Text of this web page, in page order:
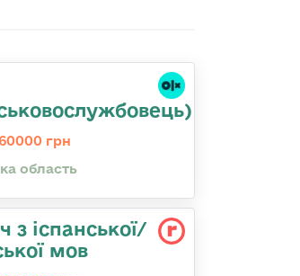
грн
область
з іспанської/
мов